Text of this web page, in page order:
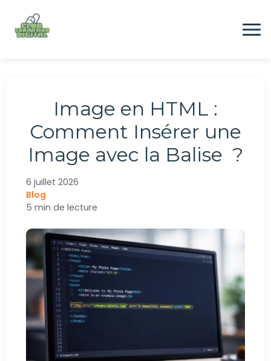
contenu
Emploi
Image en HTML :
Comment Insérer une
Image avec la Balise ?
6 juillet 2026
Blog
5 min de lecture